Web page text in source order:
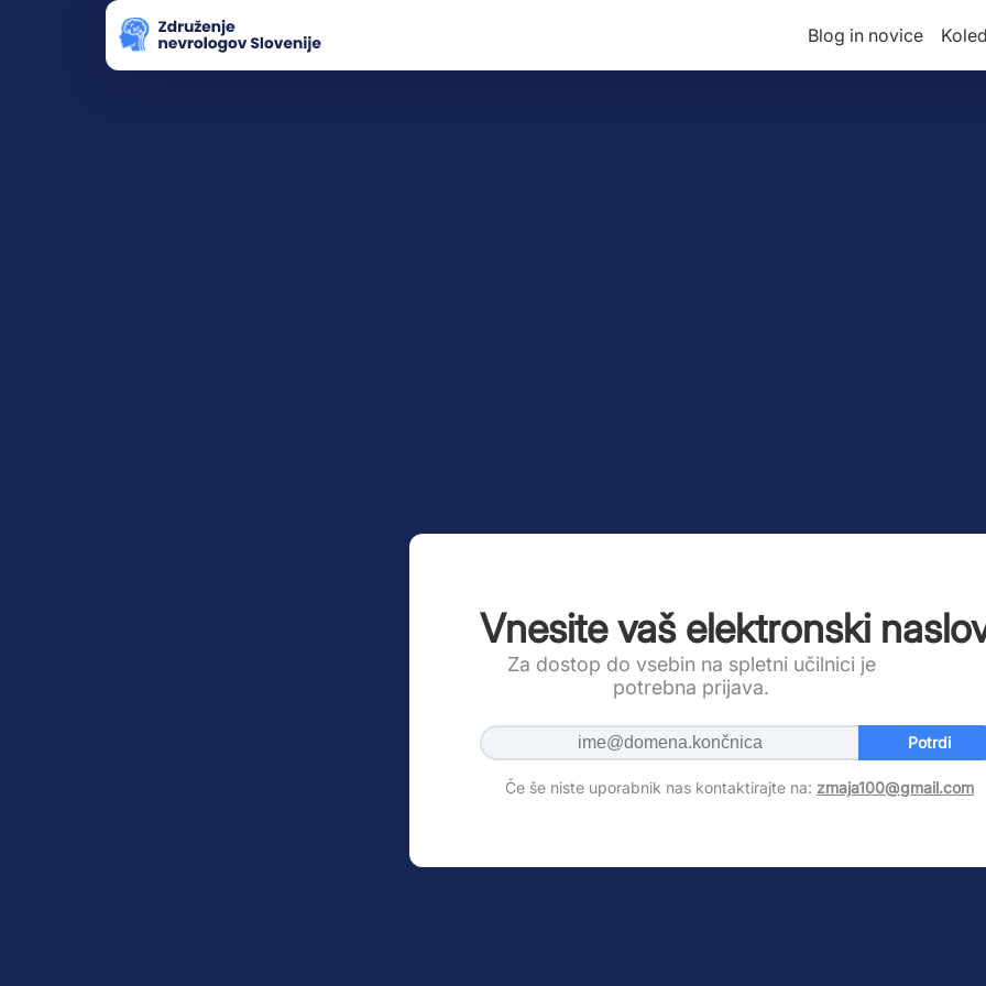
Blog in novice
Vnesite vaš elektronski
Za dostop do vsebin na spletni učilnici je
potrebna prijava.
Potrdi
Če še niste uporabnik nas kontaktirajte na: zmaja100@gmail.com